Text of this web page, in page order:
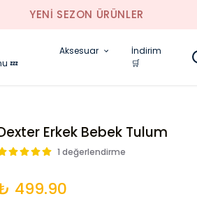
💤
Aksesuar
İndirim
🛒
Erkek Bebek Tulum
1 değerlendirme
499.90